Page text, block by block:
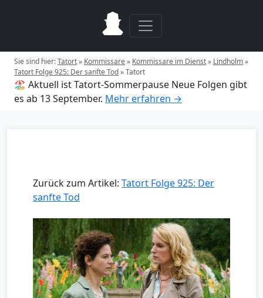
Sie sind hier:Tatort» Kommissare» Kommissare im Dienst» Lindholm»
Tatort Folge 925: Der sanfte Tod»Tatort
🏖️ Aktuell ist Tatort-Sommerpause Neue Folgen gibt
es ab 13 September. Mehr erfahren →
Zurück zum Artikel: Tatort Folge 925: Der
sanfte Tod